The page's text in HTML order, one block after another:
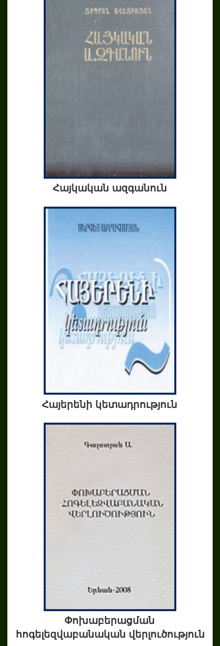
Հայկական ազգանուն
Հայերենի կետադրություն
Փոխաբերացման
հոգելեզվաբանական վերլուծություն